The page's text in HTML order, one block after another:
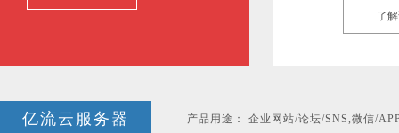
了
亿流云服务器 产品用途： 企业网站/论坛/SNS,微信/